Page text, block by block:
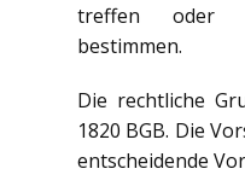
treffen oder
bestimmen.
Die rechtliche
1820 BGB. Die
entscheidende